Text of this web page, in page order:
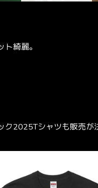
綺麗。
ク2025Tシャツも販売が